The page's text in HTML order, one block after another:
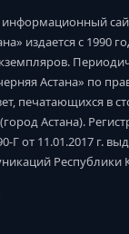
издается с 1990
Астана» по
печатающихся в
Астана).
Г от 11.01.2017 г.
Республики